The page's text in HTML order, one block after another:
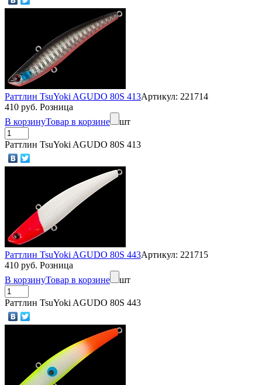
Раттлин TsuYoki AGUDO 80S 413Артикул: 221714
410 руб. Розница
В корзинуТовар в корзине шт
Раттлин TsuYoki AGUDO 80S 413
Раттлин TsuYoki AGUDO 80S 443Артикул: 221715
410 руб. Розница
В корзинуТовар в корзине шт
Раттлин TsuYoki AGUDO 80S 443